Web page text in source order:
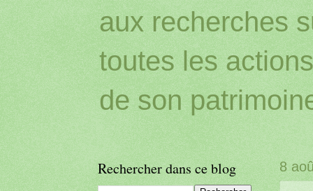
aux recherches
toutes les
de son
8
Rechercher dans ce blog